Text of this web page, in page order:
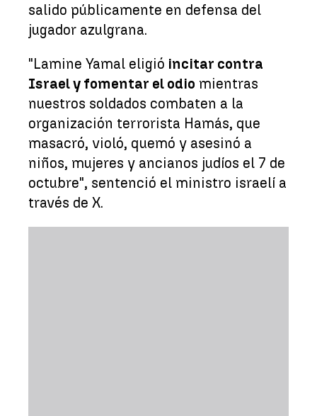
salido públicamente en defensa del
jugador azulgrana.
"Lamine Yamal eligió incitar contra
Israel y fomentar el odio mientras
nuestros soldados combaten a la
organización terrorista Hamás, que
masacró, violó, quemó y asesinó a
niños, mujeres y ancianos judíos el 7 de
octubre", sentenció el ministro israelí a
través de X.